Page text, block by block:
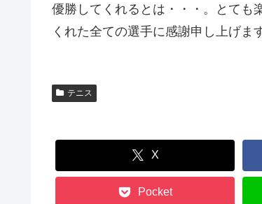
優勝してくれるとは・・・。とても
くれた全ての選手に感謝申し上げま
テニス
X
Pocket